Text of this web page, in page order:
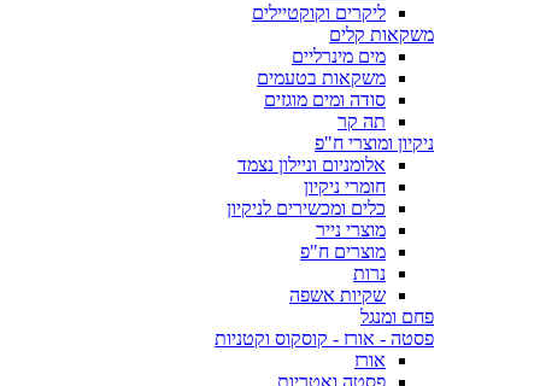
ליקרים וקוקטיילים
משקאות קלים
מים מינרליים
משקאות בטעמים
סודה ומים מוגזים
תה קר
ניקיון ומוצרי ח"פ
אלומניום וניילון נצמד
חומרי ניקיון
כלים ומכשירים לניקיון
מוצרי נייר
מוצרים ח"פ
נרות
שקיות אשפה
פחם ומנגל
פסטה - אורז - קוסקוס וקטניות
אורז
פסטה ואטריות